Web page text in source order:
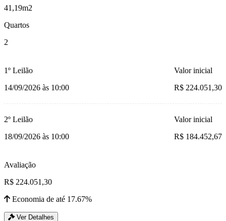
41,19m2
Quartos
2
1º Leilão
14/09/2026 às 10:00
Valor inicial
R$ 224.051,30
2º Leilão
18/09/2026 às 10:00
Valor inicial
R$ 184.452,67
Avaliação
R$ 224.051,30
Economia de até 17.67%
Ver Detalhes